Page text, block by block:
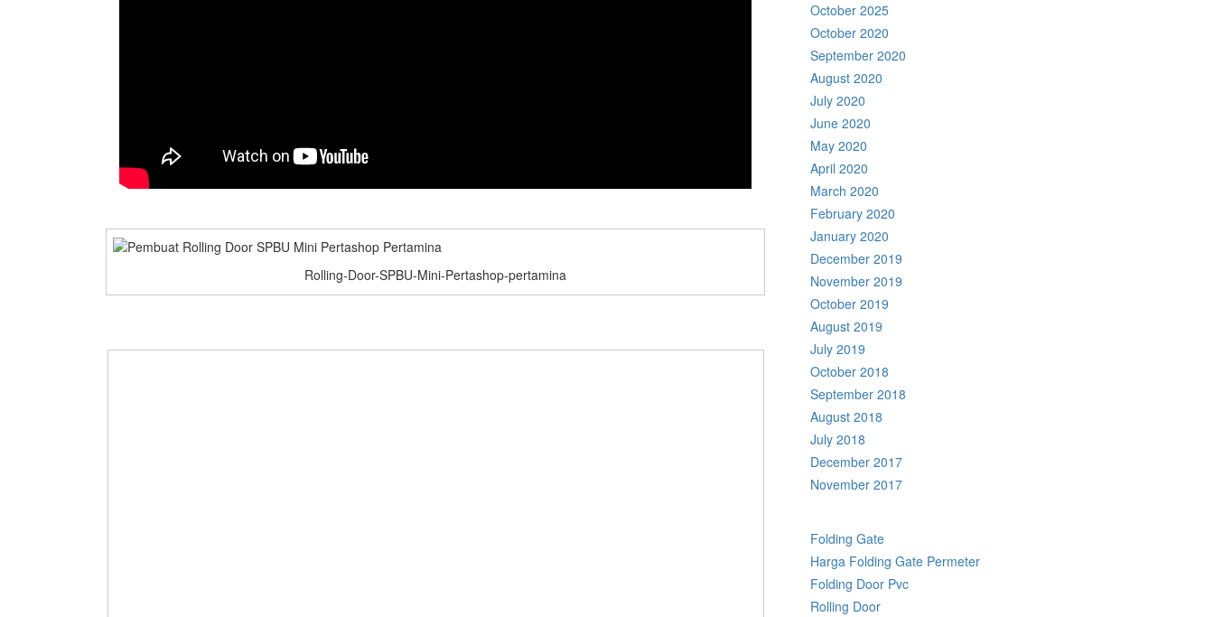
Rolling-Door-SPBU-Mini-Pertashop-pertamina
October 2025
October 2020
September 2020
August 2020
July 2020
June 2020
May 2020
April 2020
March 2020
February 2020
January 2020
December 2019
November 2019
October 2019
August 2019
July 2019
October 2018
September 2018
August 2018
July 2018
December 2017
November 2017
Folding Gate
Harga Folding Gate Permeter
Folding Door Pvc
Rolling Door